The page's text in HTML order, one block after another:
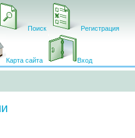
Поиск Регистрация
Карта сайта Вход